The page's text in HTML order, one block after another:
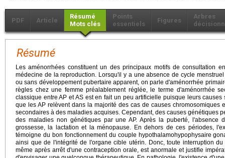
PDF Article
Résumé
Mots clés
Points
essentiels
Figures
Arbres
Résumé
Les aménorrhées constituent un des principaux motifs de consultation
médecine de la reproduction. Lorsqu'il y a une absence de cycle
ou sans développement pubertaire apparent, on parle d'aménorrhée
règles chez une femme préalablement réglée, le terme d'aménorrhée
classique entre AP et AS est en fait un peu artificielle puisque leurs
que les AP relèvent dans la majorité des cas de causes chromosomiques
secondaires à des maladies acquises. Cependant, des causes génétiques
des maladies non génétiques par une AP. Après la puberté, l'absence
grossesse, la lactation et la ménopause. En dehors de ces périodes,
témoigne du bon fonctionnement du couple hypothalamohypophysaire
ainsi que de l'intégrité de l'organe cible utérin. Donc, toute interruption
même après arrêt d'une contraception orale, est anormale et justifie